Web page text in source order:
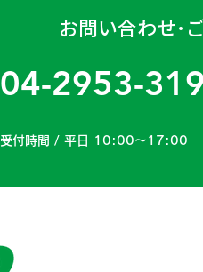
お問い合わせ･
04-2953-
受付時間 / 平日 10:00〜17:00